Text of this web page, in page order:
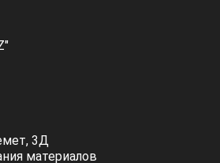
3Д
материалов